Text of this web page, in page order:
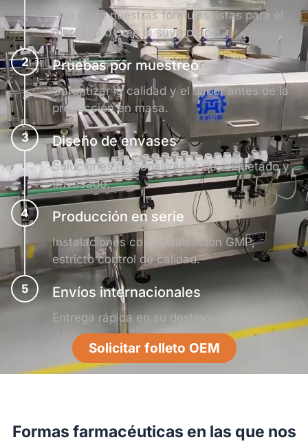
Elija entre nuestras fórmulas listas para el
mercado o cree la suya propia.
2 Pruebas por muestreo
Garantizar la calidad y el sabor antes de la
producción en masa.
3 Diseño de envases
Soluciones personalizadas de etiquetado y
envasado.
4 Producción en serie
Instalaciones con certificación GMP,
estricto control de calidad.
5 Envíos internacionales
Entrega rápida en su destino.
Solicitar folleto OEM
Formas farmacéuticas en las que nos